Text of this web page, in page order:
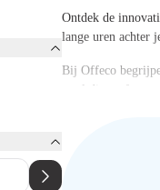
Ontdek de
lange uren achter
Bij Offeco
stoel die perfect